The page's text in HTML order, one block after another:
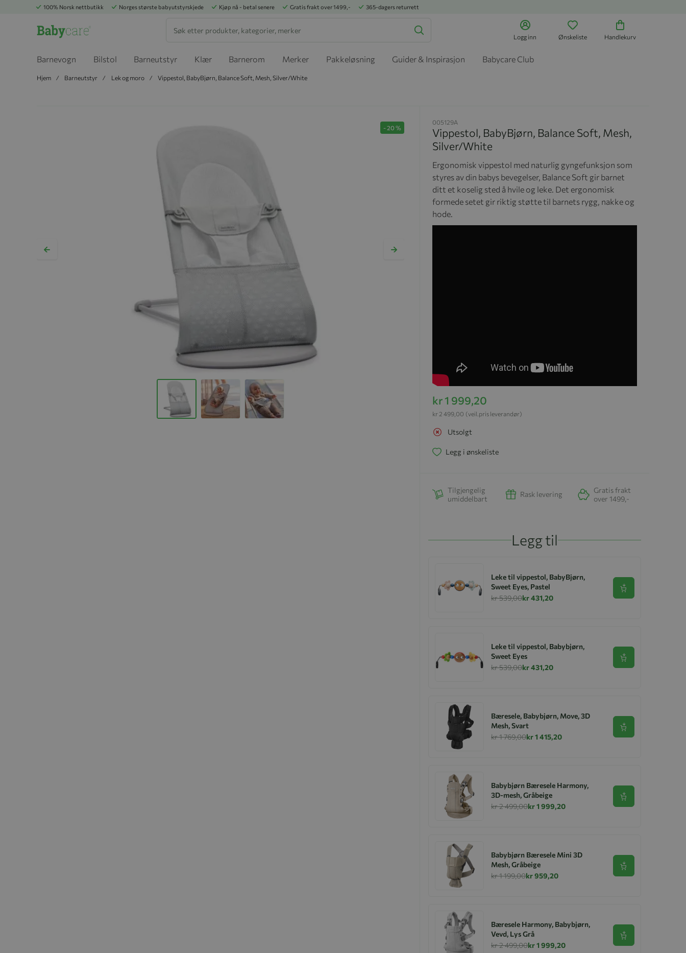
100% Norsk nettbutikk Norges største babyutstyrskjede Kjøp nå - betal senere Gratis frakt over 1499,- 365-dagers returrett
Logg inn Ønskeliste Handlekurv
Barnevogn Bilstol Barneutstyr Klær Barnerom Merker Pakkeløsning Guider & Inspirasjon Babycare Club
Hjem Barneutstyr Lek og moro Vippestol, BabyBjørn, Balance Soft, Mesh, Silver/White
-20 %
005129A
Vippestol, BabyBjørn, Balance Soft, Mesh,
Silver/White
Ergonomisk vippestol med naturlig gyngefunksjon som
styres av din babys bevegelser, Balance Soft gir barnet
ditt et koselig sted å hvile og leke. Det ergonomisk
formede setet gir riktig støtte til barnets rygg, nakke og
hode.
kr 1 999,20
(veil.pris leverandør)
kr 2 499,00
Utsolgt
Legg i ønskeliste
Tilgjengelig
umiddelbart
Rask levering
Gratis frakt
over 1499,-
Legg til
Leke til vippestol, BabyBjørn,
Sweet Eyes, Pastel
kr 539,00kr 431,20
Se produkt
Leke til vippestol, Babybjørn,
Sweet Eyes
kr 539,00kr 431,20
Se produkt
Bæresele, Babybjørn, Move, 3D
Mesh, Svart
kr 1 769,00kr 1 415,20
Se produkt
Babybjørn Bæresele Harmony,
3D-mesh, Gråbeige
kr 2 499,00kr 1 999,20
Se produkt
Babybjørn Bæresele Mini 3D
Mesh, Gråbeige
kr 1 199,00kr 959,20
Se produkt
Bæresele Harmony, Babybjørn,
Vevd, Lys Grå
kr 2 499,00kr 1 999,20
Se produkt